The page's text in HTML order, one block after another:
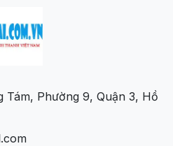
Tám, Phường 9, Quận 3, Hồ